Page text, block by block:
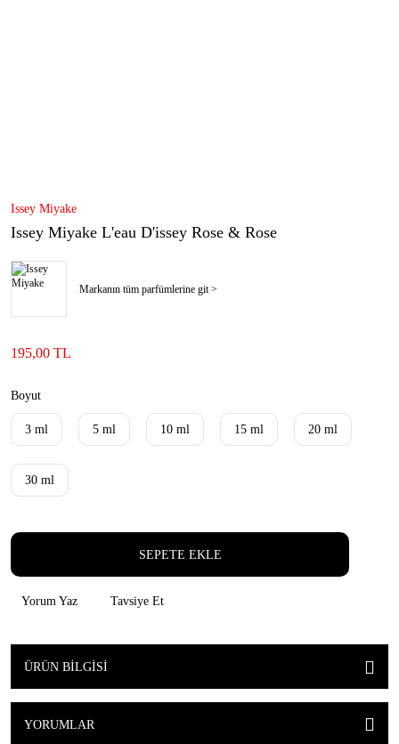
Issey Miyake
Issey Miyake L'eau D'issey Rose & Rose
Markanın tüm parfümlerine git >
195,00 TL
Boyut
3 ml 5 ml 10 ml 15 ml 20 ml
30 ml
SEPETE EKLE
Yorum Yaz Tavsiye Et
ÜRÜN BILGISI
YORUMLAR